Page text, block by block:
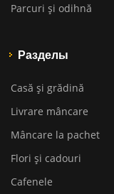
Parcuri și odihnă
Разделы
Casă și grădină
Livrare mâncare
Mâncare la pachet
Flori și cadouri
Cafenele